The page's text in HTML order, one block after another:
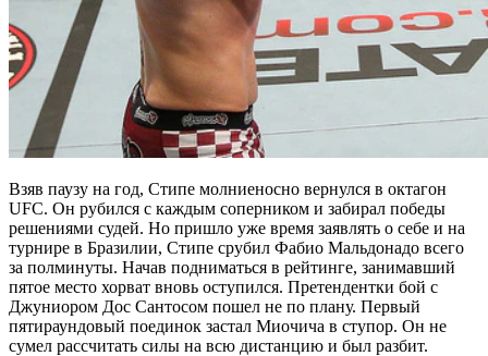
Взяв паузу на год, Стипе молниеносно вернулся в октагон
UFC. Он рубился с каждым соперником и забирал победы
решениями судей. Но пришло уже время заявлять о себе и на
турнире в Бразилии, Стипе срубил Фабио Мальдонадо всего
за полминуты. Начав подниматься в рейтинге, занимавший
пятое место хорват вновь оступился. Претендентки бой с
Джуниором Дос Сантосом пошел не по плану. Первый
пятираундовый поединок застал Миочича в ступор. Он не
сумел рассчитать силы на всю дистанцию и был разбит.